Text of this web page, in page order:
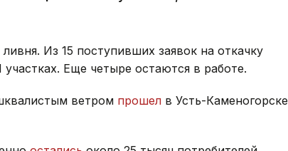
Из 15 поступивших заявок на откачку
Еще четыре остаются в работе.
ветром прошел в Усть-Каменогорске